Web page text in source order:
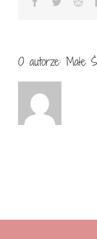
O autorze: Małe